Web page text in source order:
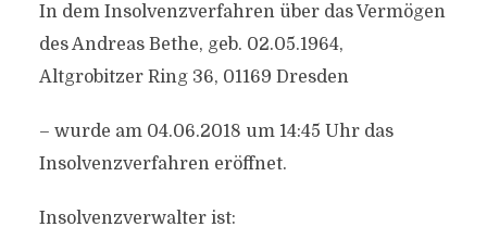
In dem Insolvenzverfahren über das Vermögen
des Andreas Bethe, geb. 02.05.1964,
Altgrobitzer Ring 36, 01169 Dresden
– wurde am 04.06.2018 um 14:45 Uhr das
Insolvenzverfahren eröffnet.
Insolvenzverwalter ist: